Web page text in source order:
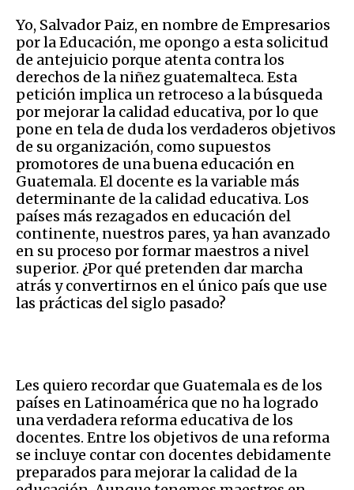
Yo, Salvador Paiz, en nombre de Empresarios
por la Educación, me opongo a esta solicitud
de antejuicio porque atenta contra los
derechos de la niñez guatemalteca. Esta
petición implica un retroceso a la búsqueda
por mejorar la calidad educativa, por lo que
pone en tela de duda los verdaderos objetivos
de su organización, como supuestos
promotores de una buena educación en
Guatemala. El docente es la variable más
determinante de la calidad educativa. Los
países más rezagados en educación del
continente, nuestros pares, ya han avanzado
en su proceso por formar maestros a nivel
superior. ¿Por qué pretenden dar marcha
atrás y convertirnos en el único país que use
las prácticas del siglo pasado?
Les quiero recordar que Guatemala es de los
países en Latinoamérica que no ha logrado
una verdadera reforma educativa de los
docentes. Entre los objetivos de una reforma
se incluye contar con docentes debidamente
preparados para mejorar la calidad de la